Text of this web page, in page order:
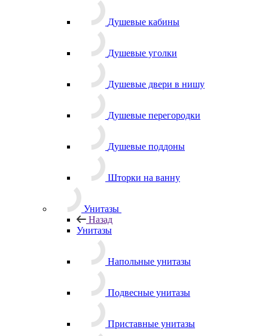
Душевые кабины
Душевые уголки
Душевые двери в нишу
Душевые перегородки
Душевые поддоны
Шторки на ванну
Унитазы
Назад
Унитазы
Напольные унитазы
Подвесные унитазы
Приставные унитазы